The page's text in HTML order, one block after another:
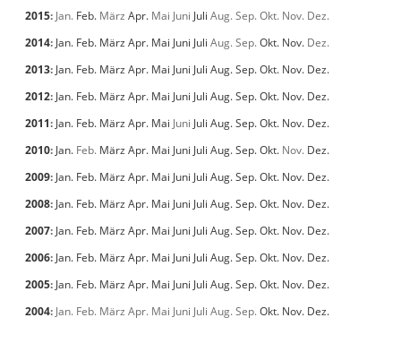
2015: Jan. Feb. März Apr. Mai Juni Juli Aug.Sep.Okt. Nov. Dez.
2014: Jan. Feb. März Apr. Mai Juni Juli Aug.Sep.Okt. Nov. Dez.
2013: Jan. Feb. März Apr. Mai Juni Juli Aug.Sep.Okt. Nov. Dez.
2012: Jan. Feb. März Apr. Mai Juni Juli Aug.Sep.Okt. Nov. Dez.
2011: Jan. Feb. März Apr. Mai Juni Juli Aug.Sep.Okt. Nov. Dez.
2010: Jan. Feb. März Apr. Mai Juni Juli Aug.Sep.Okt. Nov. Dez.
2009: Jan. Feb. März Apr. Mai Juni Juli Aug.Sep.Okt. Nov. Dez.
2008: Jan. Feb. März Apr. Mai Juni Juli Aug.Sep.Okt. Nov. Dez.
2007: Jan. Feb. März Apr. Mai Juni Juli Aug.Sep.Okt. Nov. Dez.
2006: Jan. Feb. März Apr. Mai Juni Juli Aug.Sep.Okt. Nov. Dez.
2005: Jan. Feb. März Apr. Mai Juni Juli Aug.Sep.Okt. Nov. Dez.
2004: Jan. Feb. März Apr. Mai Juni Juli Aug.Sep.Okt. Nov. Dez.